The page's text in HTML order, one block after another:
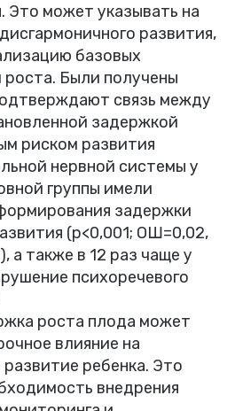
Это может указывать на
развития,
базовых
роста. Были получены
связь между
задержкой
риском развития
нервной системы у
группы имели
задержки
(p<0,001; ОШ=0,02,
а также в 12 раз чаще у
психоречевого
роста плода может
влияние на
ребенка. Это
внедрения